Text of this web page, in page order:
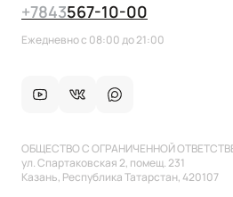
+7843567-10-00
Ежедневно с 08:00 до 21:00
ОБЩЕСТВО С ОГРАНИЧЕННОЙ
ул. Спартаковская 2, помещ. 231
Казань, Республика Татарстан, 420107